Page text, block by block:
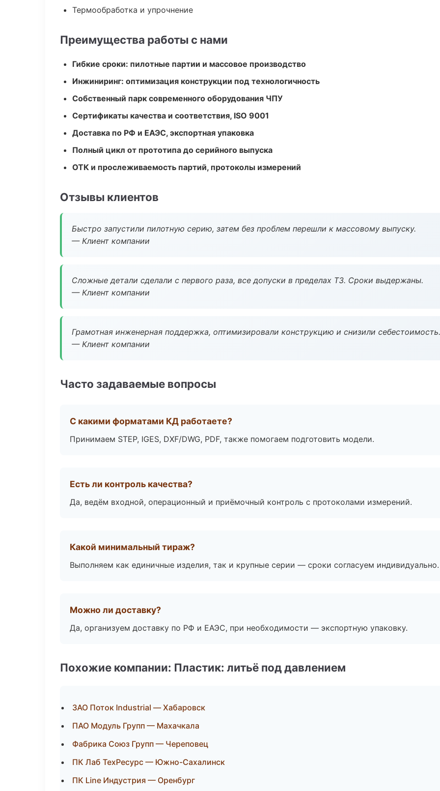
Термообработка и упрочнение
Преимущества работы с нами
Гибкие сроки: пилотные партии и массовое производство
Инжиниринг: оптимизация конструкции под технологичность
Собственный парк современного оборудования ЧПУ
Сертификаты качества и соответствия, ISO 9001
Доставка по РФ и ЕАЭС, экспортная упаковка
Полный цикл от прототипа до серийного выпуска
ОТК и прослеживаемость партий, протоколы измерений
Отзывы клиентов
Быстро запустили пилотную серию, затем без проблем перешли к массовому выпуску.
— Клиент компании
Сложные детали сделали с первого раза, все допуски в пределах ТЗ. Сроки выдержаны.
— Клиент компании
Грамотная инженерная поддержка, оптимизировали конструкцию и снизили себестоимость.
— Клиент компании
Часто задаваемые вопросы
С какими форматами КД работаете?
Принимаем STEP, IGES, DXF/DWG, PDF, также помогаем подготовить модели.
Есть ли контроль качества?
Да, ведём входной, операционный и приёмочный контроль с протоколами измерений.
Какой минимальный тираж?
Выполняем как единичные изделия, так и крупные серии — сроки согласуем индивидуально.
Можно ли доставку?
Да, организуем доставку по РФ и ЕАЭС, при необходимости — экспортную упаковку.
Похожие компании: Пластик: литьё под давлением
ЗАО Поток Industrial — Хабаровск
ПАО Модуль Групп — Махачкала
Фабрика Союз Групп — Череповец
ПК Лаб ТехРесурс — Южно-Сахалинск
ПК Line Индустрия — Оренбург